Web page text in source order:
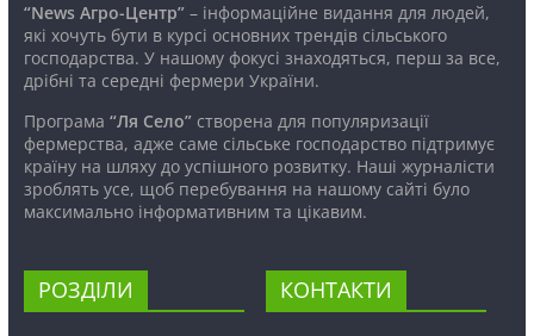
“News Агро-Центр”– інформаційне видання для людей,
які хочуть бути в курсі основних трендів сільського
господарства. У нашому фокусі знаходяться, перш за все,
дрібні та середні фермери України.
Програма “Ля Село”створена для популяризації
фермерства, адже саме сільське господарство підтримує
країну на шляху до успішного розвитку. Наші журналісти
зроблять усе, щоб перебування на нашому сайті було
максимально інформативним та цікавим.
РОЗДІЛИ КОНТАКТИ